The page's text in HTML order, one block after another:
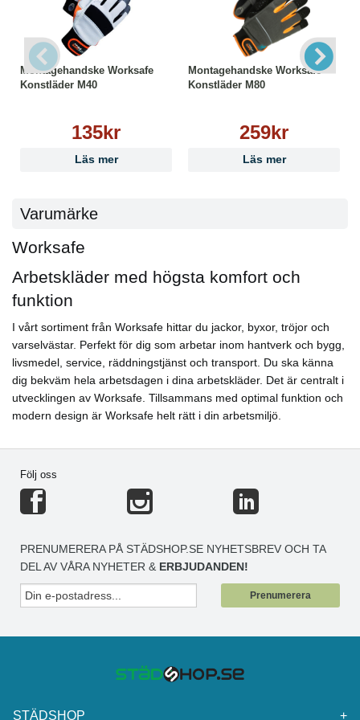
● Isolerar mot kyla
● Touchscreen-kompatibel
Godkännanden & Klassificeringar:
CE
Category II
Montagehandske Worksafe
Konstläder M40
135kr
Läs mer
Montagehandske Worksafe
Konstläder M80
259kr
Läs mer
Varumärke
Worksafe
Arbetskläder med högsta komfort och
funktion
I vårt sortiment från Worksafe hittar du jackor, byxor, tröjor och
varselvästar. Perfekt för dig som arbetar inom hantverk och bygg,
livsmedel, service, räddningstjänst och transport. Du ska känna
dig bekväm hela arbetsdagen i dina arbetskläder. Det är centralt i
utvecklingen av Worksafe. Tillsammans med optimal funktion och
modern design är Worksafe helt rätt i din arbetsmiljö.
Följ oss
PRENUMERERA PÅ STÄDSHOP.SE NYHETSBREV OCH TA
DEL AV VÅRA NYHETER & ERBJUDANDEN!
Prenumerera
STÄDSHOP +